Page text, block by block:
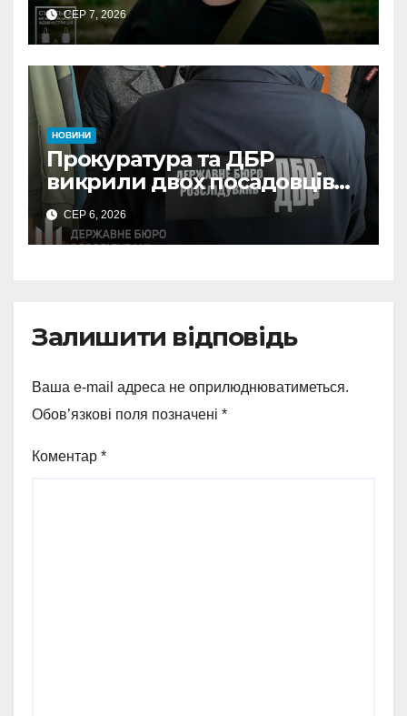
СЕР 7, 2026
НОВИНИ
Прокуратура та ДБР
викрили двох посадовців
ДПС Сумщини на вимаганні
неправомірної вигоди у
ФОПа
СЕР 6, 2026
Залишити відповідь
Ваша e-mail адреса не оприлюднюватиметься.
Обов’язкові поля позначені *
Коментар *